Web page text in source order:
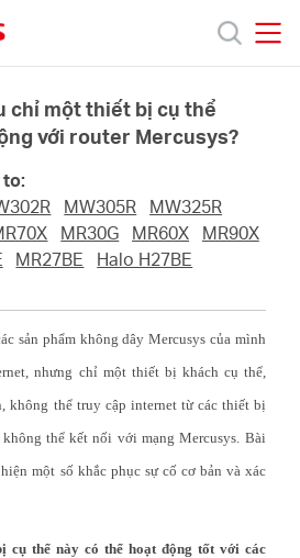
chỉ một thiết bị cụ thể
với router Mercusys?
MW305R
MW325R
MR30G MR60X
MR90X
MR27BE
Halo H27BE
sản phẩm không dây Mercusys của mình
nhưng chỉ một thiết bị khách cụ thể,
không thể truy cập internet từ các thiết bị
không thể kết nối với mạng Mercusys. Bài
một số khắc phục sự cố cơ bản và xác
cụ thể này có thể hoạt động tốt với các